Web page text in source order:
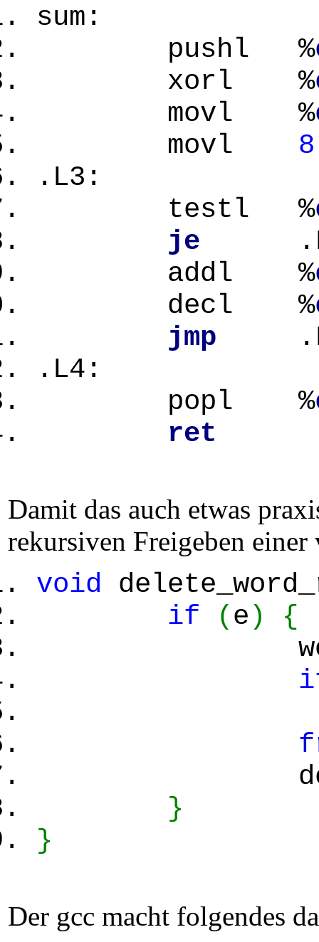
sum:
pushl %
xorl %
movl %
movl 8
.L3:
testl %
je
addl %
decl %
jmp
.L4:
popl %
ret
Damit das auch etwas
rekursiven Freigeben
void
if
( e )
{
word_t*
}
}
Der gcc macht folgendes